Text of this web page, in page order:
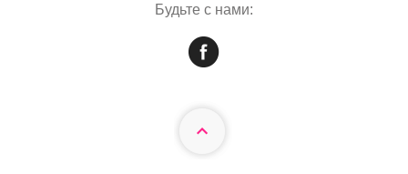
Будьте с нами: